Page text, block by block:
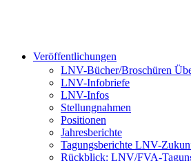
Veröffentlichungen
LNV-Bücher/Broschüren
LNV-Infobriefe
LNV-Infos
Stellungnahmen
Positionen
Jahresberichte
Tagungsberichte LNV-
Rückblick: LNV/FVA-